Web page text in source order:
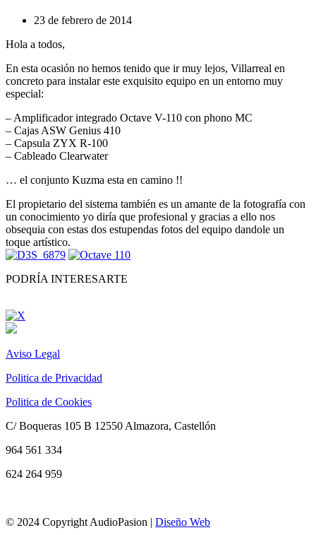
23 de febrero de 2014
Hola a todos,
En esta ocasión no hemos tenido que ir muy lejos, Villarreal en
concreto para instalar este exquisito equipo en un entorno muy
especial:
– Amplificador integrado Octave V-110 con phono MC
– Cajas ASW Genius 410
– Capsula ZYX R-100
– Cableado Clearwater
… el conjunto Kuzma esta en camino !!
El propietario del sistema también es un amante de la fotografía con
un conocimiento yo diría que profesional y gracias a ello nos
obsequia con estas dos estupendas fotos del equipo dandole un
toque artístico.
PODRÍA INTERESARTE
Aviso Legal
Politica de Privacidad
Politica de Cookies
C/ Boqueras 105 B 12550 Almazora, Castellón
964 561 334
624 264 959
© 2024 Copyright AudioPasion | Diseño Web